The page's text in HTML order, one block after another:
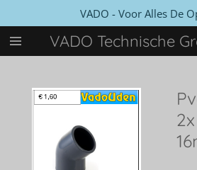
direct
naar
VADO Technische
VADO - Voor Alles De